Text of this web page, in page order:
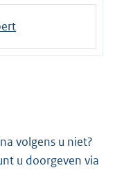
volgens u niet?
u doorgeven via